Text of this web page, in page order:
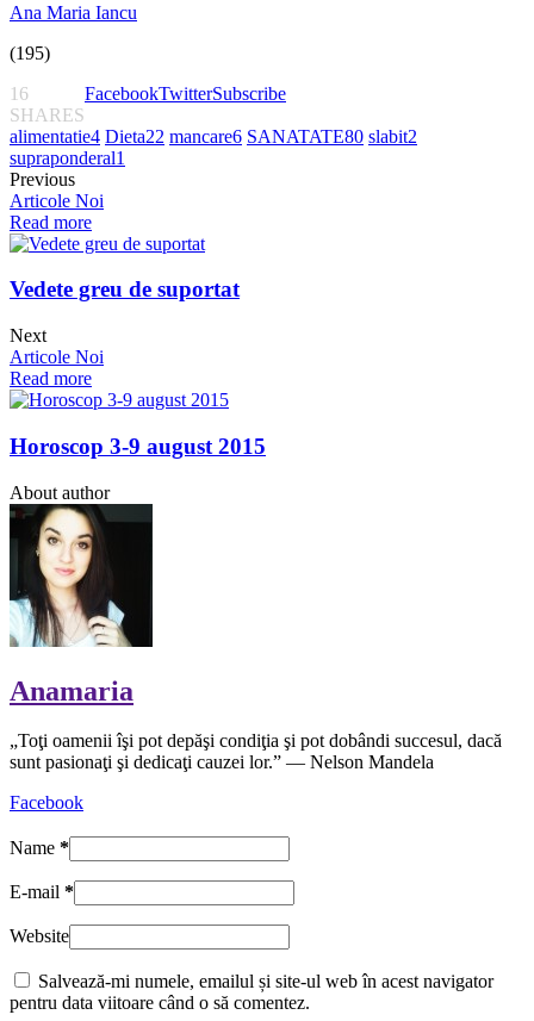
Ana Maria Iancu
(195)
16
SHARES
FacebookTwitterSubscribe
alimentatie4 Dieta22 mancare6 SANATATE80 slabit2
supraponderal1
Previous
Articole Noi
Read more
Vedete greu de suportat
Next
Articole Noi
Read more
Horoscop 3-9 august 2015
About author
Anamaria
„Toţi oamenii îşi pot depăşi condiţia şi pot dobândi succesul, dacă
sunt pasionaţi şi dedicaţi cauzei lor.” — Nelson Mandela
Facebook
Name *
E-mail *
Website
Salvează-mi numele, emailul și site-ul web în acest navigator
pentru data viitoare când o să comentez.